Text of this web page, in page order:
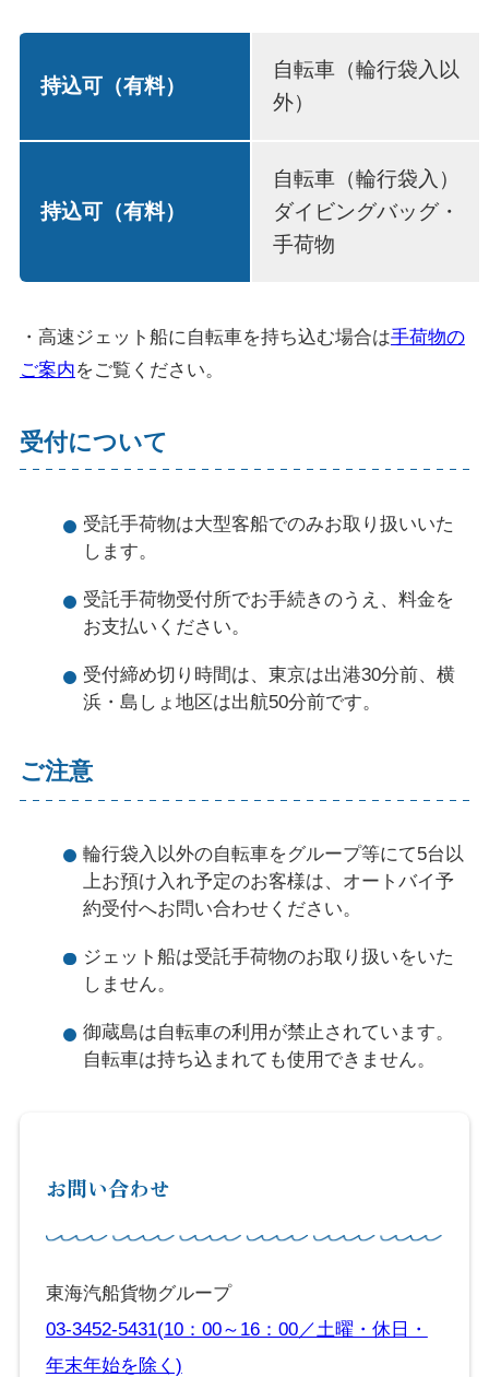
持込可（有料）
自転車（輪行袋入以
外）
持込可（有料）
自転車（輪行袋入）
ダイビングバッグ・
手荷物
・高速ジェット船に自転車を持ち込む場合は手荷物の
ご案内をご覧ください。
受付について
受託手荷物は大型客船でのみお取り扱いいた
します。
受託手荷物受付所でお手続きのうえ、料金を
お支払いください。
受付締め切り時間は、東京は出港30分前、横
浜・島しょ地区は出航50分前です。
ご注意
輪行袋入以外の自転車をグループ等にて5台以
上お預け入れ予定のお客様は、オートバイ予
約受付へお問い合わせください。
ジェット船は受託手荷物のお取り扱いをいた
しません。
御蔵島は自転車の利用が禁止されています。
自転車は持ち込まれても使用できません。
お問い合わせ
東海汽船貨物グループ
03-3452-5431(10：00～16：00／土曜・休日・
年末年始を除く)